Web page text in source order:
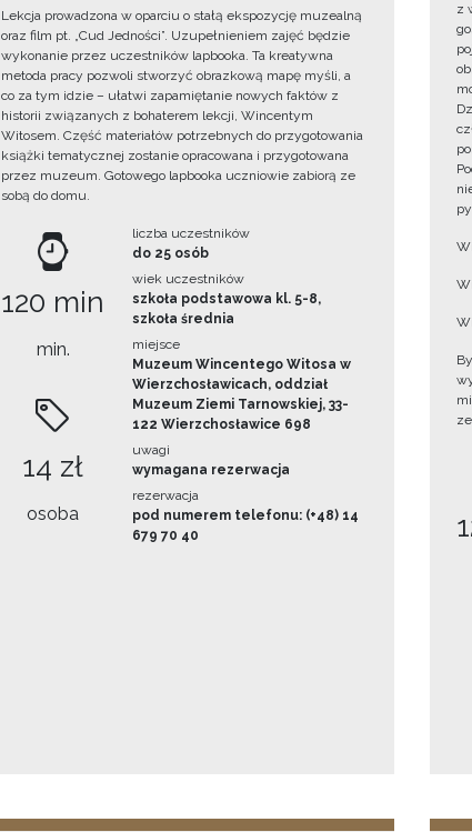
Lekcja prowadzona w oparciu o stałą ekspozycję muzealną
oraz film pt. „Cud Jedności”. Uzupełnieniem zajęć będzie
wykonanie przez uczestników lapbooka. Ta kreatywna
metoda pracy pozwoli stworzyć obrazkową mapę myśli, a
co za tym idzie – ułatwi zapamiętanie nowych faktów z
historii związanych z bohaterem lekcji, Wincentym
Witosem. Część materiałów potrzebnych do przygotowania
książki tematycznej zostanie opracowana i przygotowana
przez muzeum. Gotowego lapbooka uczniowie zabiorą ze
sobą do domu.
120 min
min.
14 zł
osoba
liczba uczestników
do 25 osób
wiek uczestników
szkoła podstawowa kl. 5-8,
szkoła średnia
miejsce
Muzeum Wincentego Witosa w
Wierzchosławicach, oddział
Muzeum Ziemi Tarnowskiej, 33-
122 Wierzchosławice 698
uwagi
wymagana rezerwacja
rezerwacja
pod numerem telefonu: (+48) 14
679 70 40
z